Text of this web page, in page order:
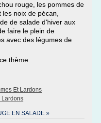
rouge, les pommes de
noix de pécan,
de salade d'hiver aux
faire le plein de
avec des légumes de
thème
Et Lardons
Lardons
EN SALADE »